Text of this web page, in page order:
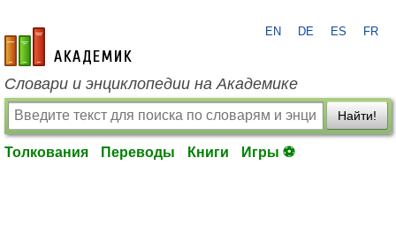
academic.ru
EN DE ES FR
Словари и энциклопедии на Академике
Найти!
Толкования Переводы Книги Игры ⚽